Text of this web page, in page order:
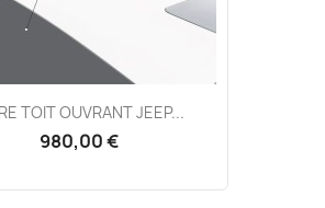
TOIT OUVRANT JEEP...
980,00 €